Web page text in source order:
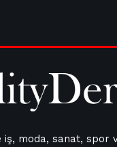
iş, moda, sanat, spor